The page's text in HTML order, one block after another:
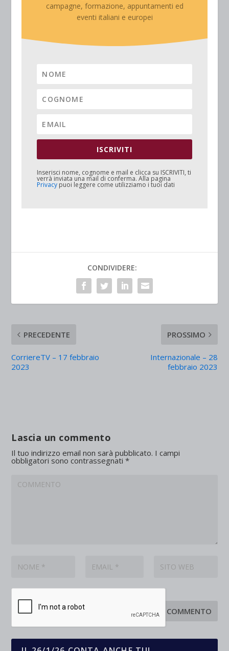
campagne, formazione, appuntamenti ed
eventi italiani e europei
ISCRIVITI
Inserisci nome, cognome e mail e clicca su ISCRIVITI, ti
verrà inviata una mail di conferma. Alla pagina
Privacy puoi leggere come utilizziamo i tuoi dati
CONDIVIDERE:
PRECEDENTE
CorriereTV – 17 febbraio
2023
PROSSIMO
Internazionale – 28
febbraio 2023
Lascia un commento
Il tuo indirizzo email non sarà pubblicato. I campi
obbligatori sono contrassegnati*